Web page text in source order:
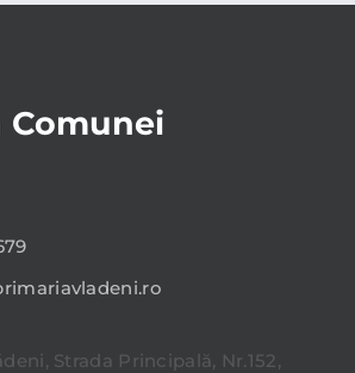
Comunei
Strada Principală, Nr.152,